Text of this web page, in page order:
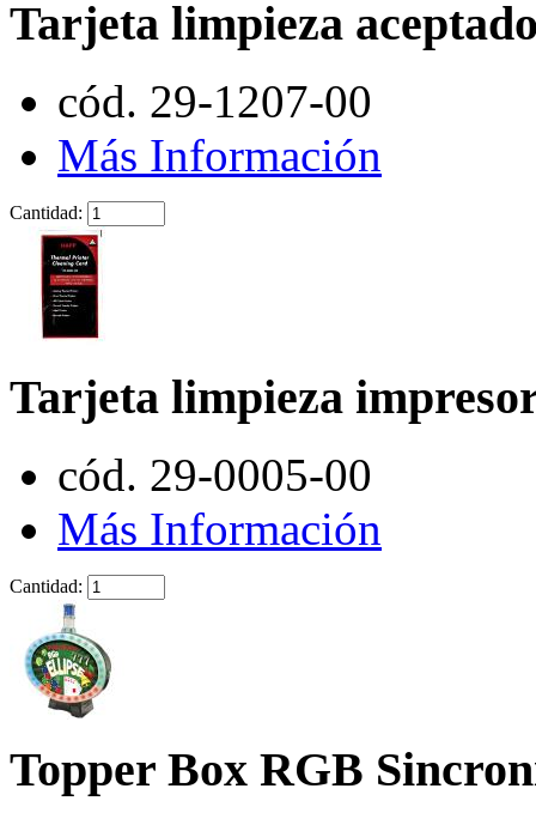
Tarjeta limpieza
cód. 29-1207-00
Más Información
Cantidad:
Tarjeta limpieza
cód. 29-0005-00
Más Información
Cantidad:
Topper Box RGB